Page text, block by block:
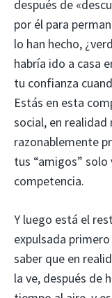
después de
por él para
lo han hecho,
habría ido a casa
tu confianza
Estás en esta
social, en
razonablemente
tus “amigos”
competencia.
Y luego está el
expulsada
saber que en
la ve, después de